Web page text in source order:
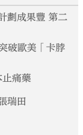
劃成果豐 第二
破歐美「卡脖
痛藥
瑞田